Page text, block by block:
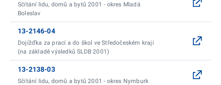
Sčítání lidu, domů a bytů 2001 - okres Mladá
Boleslav
13-2146-04
Dojížďka za prací a do škol ve Středočeském kraji
(na základě výsledků SLDB 2001)
13-2138-03
Sčítání lidu, domů a bytů 2001 - okres Nymburk